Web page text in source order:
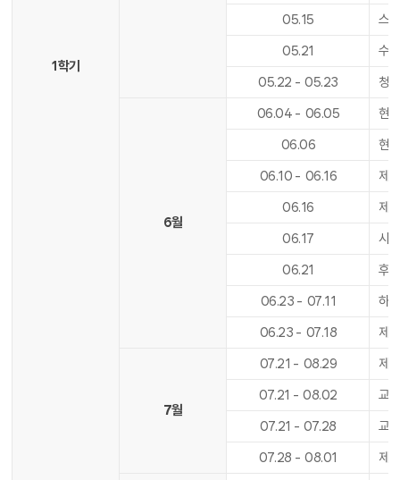
1학기
05.15
스
05.21
수
05.22 - 05.23 청
6월
06.04 - 06.05
현
06.06
현
06.10 - 06.16
제1
06.16
제1
06.17
사
06.21
후
06.23 - 07.11
하
06.23 - 07.18 제2
7월
07.21 - 08.29
제2
07.21 - 08.02
교
07.21 - 07.28
교
07.28 - 08.01 제2